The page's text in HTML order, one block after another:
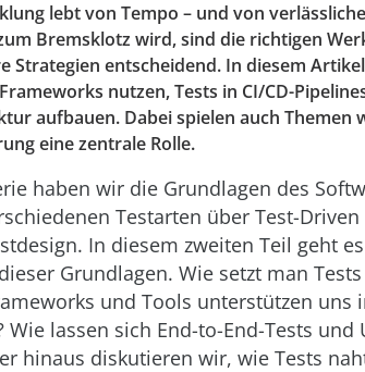
lebt von Tempo – und von
Bremsklotz wird, sind die richtigen
Strategien entscheidend. In diesem
nutzen, Tests in CI/CD-
aufbauen. Dabei spielen auch Themen
eine zentrale Rolle.
haben wir die Grundlagen des
Testarten über Test-
In diesem zweiten Teil geht
Grundlagen. Wie setzt man
und Tools unterstützen uns
lassen sich End-to-End-Tests und
hinaus diskutieren wir, wie Tests